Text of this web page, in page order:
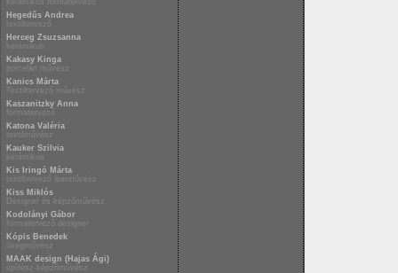
keramikus formatervező
Hegedűs Andrea
textiltervező
Herceg Zsuzsanna
kerámikus
Kakasy Kinga
porcelán művész
Kanics Márta
Textiltervező művész
Kaszanitzky Anna
formatervező
Katona Valéria
textilművész
Kauker Szilvia
kerámikus
Kis Iringó Márta
textiltervező iparművész
Kiss Miklós
Designer és képzőművész
Kodolányi Gábor
formatervező designer
Kópis Benedek
üvegművész
MAAK design (Hajas Ági)
építész-képzőművész